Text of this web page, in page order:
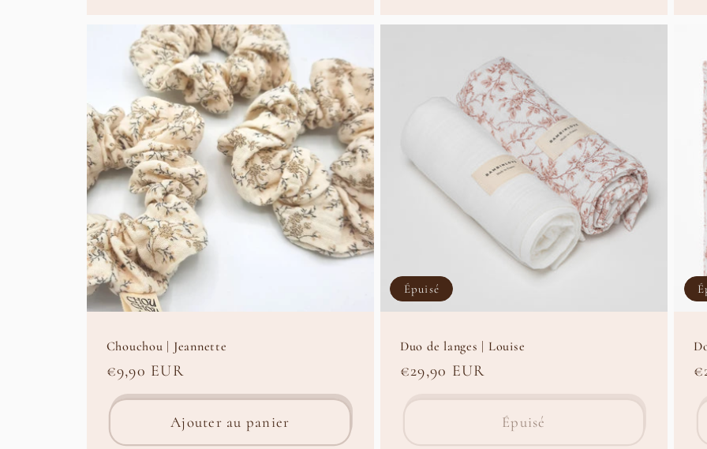
Chouchou | Jeannette
Prix
habituel
€9,90 EUR
Ajouter au panier
Épuisé
Duo de langes | Louise
Prix
€29,90 EUR
Épuisé